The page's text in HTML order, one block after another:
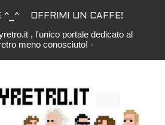
^_^ OFFRIMI UN CAFFE!
, l'unico portale dedicato al
meno conosciuto! -